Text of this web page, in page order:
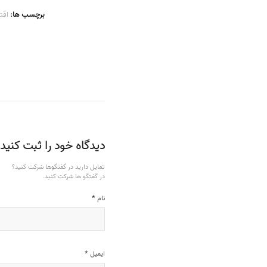
برچسب ها:
دیدگاه خود را ثبت کنید
تمایل دارید در گفتگوها شرکت کنید؟
در گفتگو ها شرکت کنید.
نام *
ایمیل *